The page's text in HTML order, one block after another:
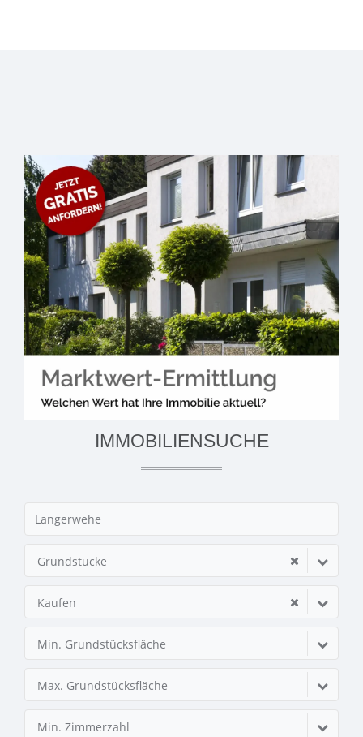
IMMOBILIENSUCHE
Grundstücke
Kaufen
Min. Grundstücksfläche
Max. Grundstücksfläche
Min. Zimmerzahl